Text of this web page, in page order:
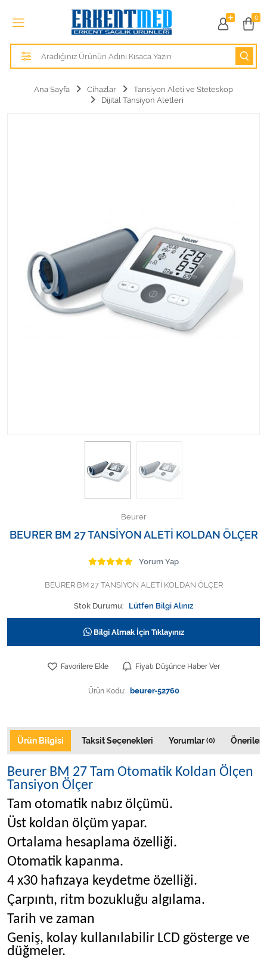
0
Tüm Kategoriler
Alezler
Anne ve Bebek Sağlığı
Kişisel Bakım ve Sağlık
Kişisel Bakım ve Sağlık
Medikal Teksil
Varis Çorapları
Ana Sayfa Cihazlar
Tansiyon Aleti ve Steteskop
Dijital Tansiyon Aletleri
Beurer
BEURER BM 27 TANSİYON ALETİ KOLDAN ÖLÇER
Yorum Yap
BEURER BM 27 TANSİYON ALETİ KOLDAN ÖLÇER
Stok Durumu: Lütfen Bilgi Alınız
Bilgi Almak İçin Tıklayınız
Favorilere Ekle Fiyatı Düşünce Haber Ver
Ürün Kodu: beurer-52760
Ürün Bilgisi Taksit Seçenekleri Yorumlar(0)
Beurer BM 27 Tam Otomatik Koldan Ölçen
Tansiyon Ölçer
Tam otomatik nabız ölçümü.
Üst koldan ölçüm yapar.
Ortalama hesaplama özelliği.
Otomatik kapanma.
4 x30 hafızaya keydetme özelliği.
Çarpıntı, ritm bozukluğu algılama.
Tarih ve zaman
Geniş, kolay kullanılabilir LCD gösterge ve
düğmeler.